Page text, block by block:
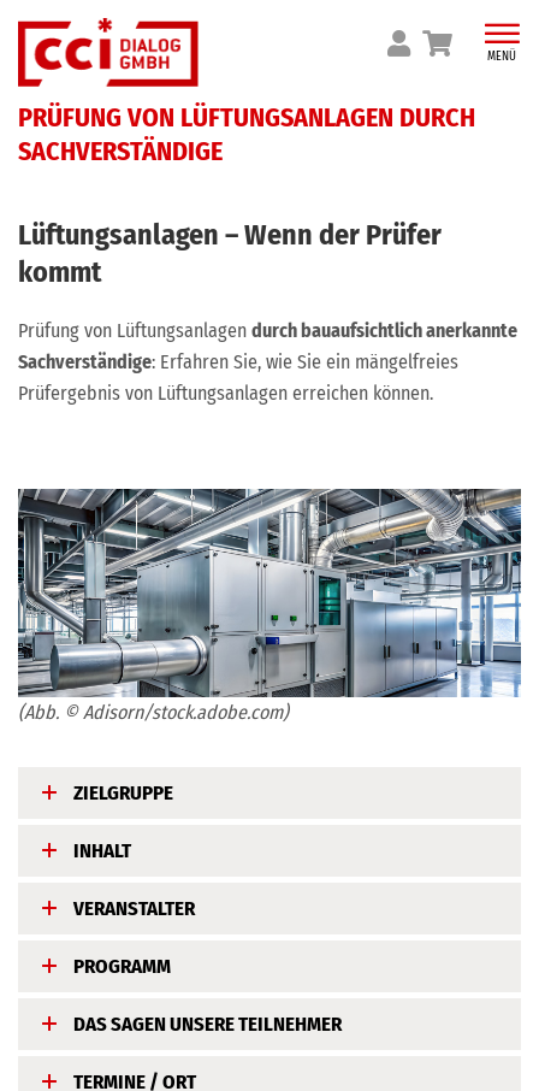
to
content
MENÜ
PRÜFUNG VON LÜFTUNGSANLAGEN DURCH
SACHVERSTÄNDIGE
Lüftungsanlagen – Wenn der Prüfer
kommt
Prüfung von Lüftungsanlagen durch bauaufsichtlich anerkannte
Sachverständige: Erfahren Sie, wie Sie ein mängelfreies
Prüfergebnis von Lüftungsanlagen erreichen können.
(Abb. © Adisorn/stock.adobe.com)
ZIELGRUPPE
INHALT
VERANSTALTER
PROGRAMM
DAS SAGEN UNSERE TEILNEHMER
TERMINE / ORT